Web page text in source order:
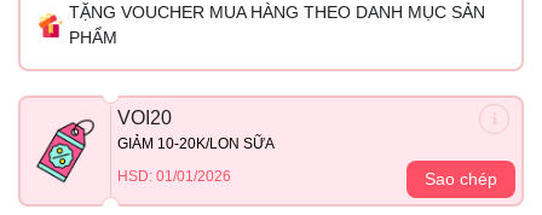
TẶNG VOUCHER MUA HÀNG THEO DANH MỤC SẢN
PHẨM
VOI20
GIẢM 10-20K/LON SỮA
HSD: 01/01/2026
Sao chép